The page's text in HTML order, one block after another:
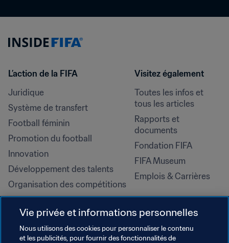
L’action de la FIFA
Juridique
Système de transfert
Football féminin
Promotion du football
Innovation
Développement des talents
Organisation des compétitions
Développement durable
Droits de l'homme et lutte contre
la discrimination
Visitez également
Toutes les infos et
tous les articles
Rapports et
documents
Fondation FIFA
FIFA Museum
Emplois & Carrières
Vie privée et informations personnelles
Nous utilisons des cookies pour personnaliser le contenu
et les publicités, pour fournir des fonctionnalités de